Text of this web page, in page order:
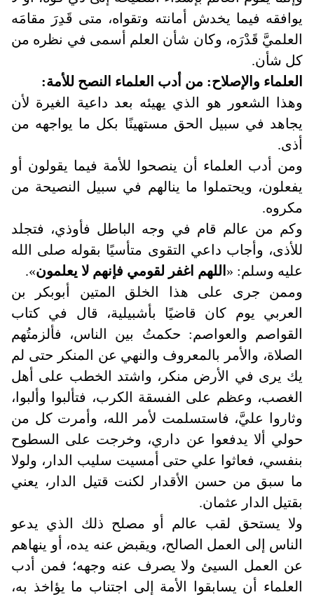
يوافقه فيما يخدش أمانته وتقواه، متى قَدِرَ مقامَه
العلميَّ قَدْرَه، وكان شأن العلم أسمى في نظره من
كل شأن.
العلماء والإصلاح: من أدب العلماء النصح للأمة:
وهذا الشعور هو الذي يهيئه بعد داعية الغيرة لأن
يجاهد في سبيل الحق مستهينًا بكل ما يواجهه من
أذى.
ومن أدب العلماء أن ينصحوا للأمة فيما يقولون أو
يفعلون، ويحتملوا ما ينالهم في سبيل النصيحة من
مكروه.
وكم من عالم قام في وجه الباطل فأوذي، فتجلد
للأذى، وأجاب داعي التقوى متأسيًا بقوله صلى الله
عليه وسلم: « اللهم اغفر لقومي فإنهم لا يعلمون»
.
وممن جرى على هذا الخلق المتين أبوبكر بن
العربي يوم كان قاضيًا بأشبيلية، قال في كتاب
القواصم والعواصم: حكمتُ بين الناس، فألزمتُهم
الصلاة، والأمر بالمعروف والنهي عن المنكر حتى لم
يك يرى في الأرض منكر، واشتد الخطب على أهل
الغصب، وعظم على الفسقة الكرب، فتألبوا وألبوا،
وثاروا عليَّ، فاستسلمت لأمر الله، وأمرت كل من
حولي ألا يدفعوا عن داري، وخرجت على السطوح
بنفسي، فعاثوا علي حتى أمسيت سليب الدار، ولولا
ما سبق من حسن الأقدار لكنت قتيل الدار، يعني
بقتيل الدار عثمان.
ولا يستحق لقب عالم أو مصلح ذلك الذي يدعو
الناس إلى العمل الصالح، ويقبض عنه يده، أو ينهاهم
عن العمل السيئ ولا يصرف عنه وجهه؛ فمن أدب
العلماء أن يسابقوا الأمة إلى اجتناب ما يؤاخذ به،